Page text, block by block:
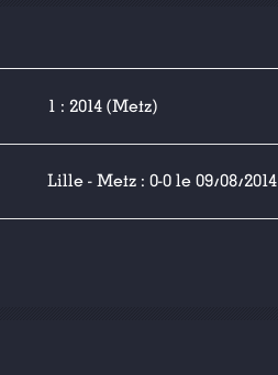
1 : 2014 (Metz)
Lille - Metz : 0-0 le 09/08/2014